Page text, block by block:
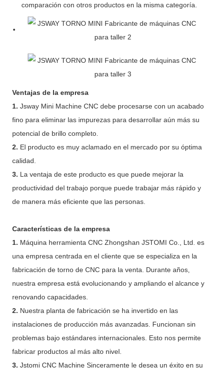
comparación con otros productos en la misma categoría.
Ventajas de la empresa
1. Jsway Mini Machine CNC debe procesarse con un acabado
fino para eliminar las impurezas para desarrollar aún más su
potencial de brillo completo.
2. El producto es muy aclamado en el mercado por su óptima
calidad.
3. La ventaja de este producto es que puede mejorar la
productividad del trabajo porque puede trabajar más rápido y
de manera más eficiente que las personas.
Características de la empresa
1. Máquina herramienta CNC Zhongshan JSTOMI Co., Ltd. es
una empresa centrada en el cliente que se especializa en la
fabricación de torno de CNC para la venta. Durante años,
nuestra empresa está evolucionando y ampliando el alcance y
renovando capacidades.
2. Nuestra planta de fabricación se ha invertido en las
instalaciones de producción más avanzadas. Funcionan sin
problemas bajo estándares internacionales. Esto nos permite
fabricar productos al más alto nivel.
3. Jstomi CNC Machine Sinceramente le desea un éxito en su